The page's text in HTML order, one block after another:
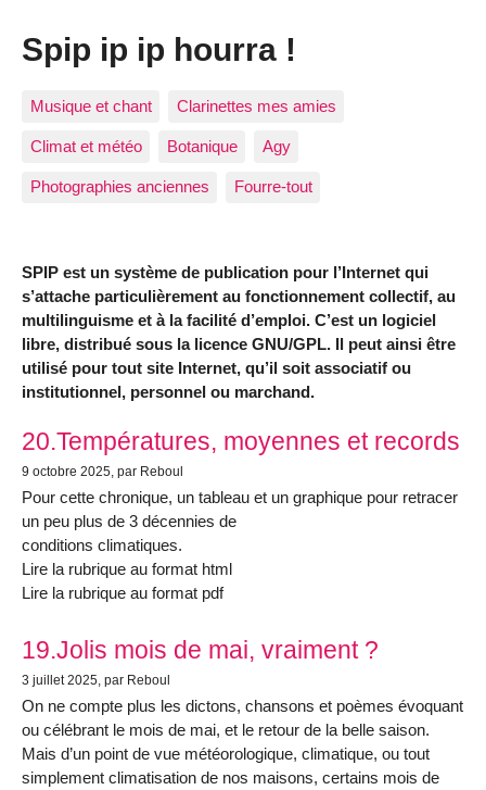
Spip ip ip hourra !
Musique et chant Clarinettes mes amies
Climat et météo Botanique Agy
Photographies anciennes Fourre-tout
SPIP est un système de publication pour l’Internet qui
s’attache particulièrement au fonctionnement collectif, au
multilinguisme et à la facilité d’emploi. C’est un logiciel
libre, distribué sous la licence GNU/GPL. Il peut ainsi être
utilisé pour tout site Internet, qu’il soit associatif ou
institutionnel, personnel ou marchand.
Articles les plus récents
20.Températures, moyennes et records
9 octobre 2025 , par Reboul
Pour cette chronique, un tableau et un graphique pour retracer
un peu plus de 3 décennies de
conditions climatiques.
Lire la rubrique au format html
Lire la rubrique au format pdf
19.Jolis mois de mai, vraiment ?
3 juillet 2025 , par Reboul
On ne compte plus les dictons, chansons et poèmes évoquant
ou célébrant le mois de mai, et le retour de la belle saison.
Mais d’un point de vue météorologique, climatique, ou tout
simplement climatisation de nos maisons, certains mois de